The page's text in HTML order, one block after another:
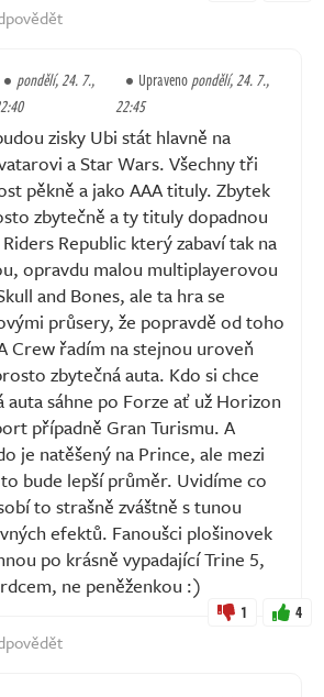
pondělí, 24. 7.,
Upravenopondělí, 24. 7.,
22:45
zisky Ubi stát hlavně na
a Star Wars. Všechny tři
pěkně a jako AAA tituly. Zbytek
zbytečně a ty tituly dopadnou
Republic který zabaví tak na
opravdu malou multiplayerovou
and Bones, ale ta hra se
průsery, že popravdě od toho
Crew řadím na stejnou uroveň
zbytečná auta. Kdo si chce
auta sáhne po Forze ať už Horizon
případně Gran Turismu. A
je natěšený na Prince, ale mezi
bude lepší průměr. Uvidíme co
to strašně zváštně s tunou
efektů. Fanoušci plošinovek
po krásně vypadající Trine 5,
ne peněženkou :)
1 4